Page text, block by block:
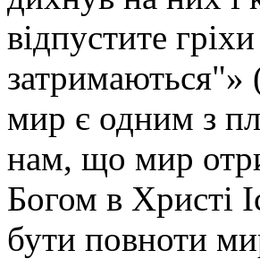
відпустите
мир є одним з
нам, що мир
Богом в Христі
бути повноти